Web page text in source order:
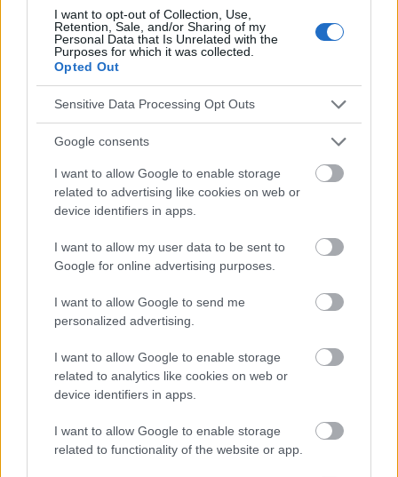
I want to opt-out of Collection, Use,
Retention, Sale, and/or Sharing of my
Personal Data that Is Unrelated with the
Purposes for which it was collected.
Opted Out
Sensitive Data Processing Opt Outs
Google consents
I want to allow Google to enable storage
related to advertising like cookies on web or
device identifiers in apps.
I want to allow my user data to be sent to
Google for online advertising purposes.
I want to allow Google to send me
personalized advertising.
I want to allow Google to enable storage
related to analytics like cookies on web or
device identifiers in apps.
I want to allow Google to enable storage
related to functionality of the website or app.
postepowania-w-nietolerancji-histaminy,123,51503,1,0.html
3. https://ncez.pzh.gov.pl/choroba-a-dieta/alergie-i-
nietolerancje-pokarmowe/dieta-antyhistaminowa-czy-
histamina-moze-szkodzic/
Die Inhalte und Materialien auf dieser Website dienen nur zu
Bildungs- und Informationszwecken. Der Herausgeber und die
Redaktion der Website sind nicht für die Ergebnisse ihrer
Anwendung verantwortlich. Bevor Sie Ratschläge oder Tipps auf
der Website verwenden, ist es unbedingt erforderlich, einen Arzt